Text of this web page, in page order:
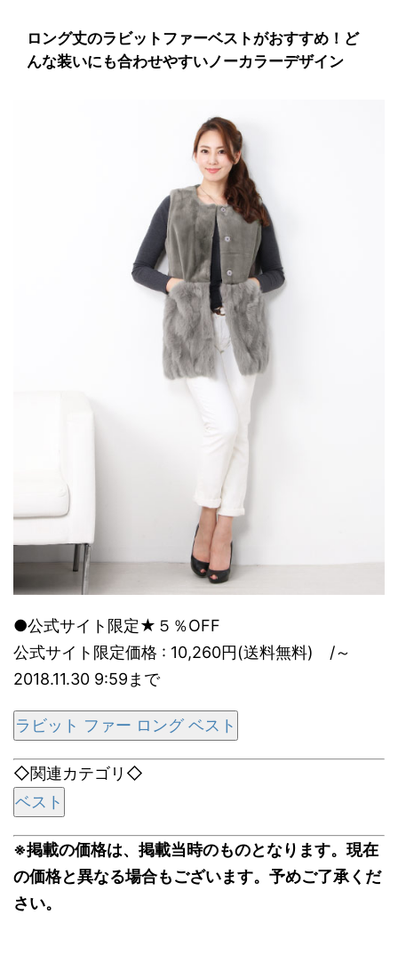
ロング丈のラビットファーベストがおすすめ！ど
んな装いにも合わせやすいノーカラーデザイン
●公式サイト限定★５％OFF
公式サイト限定価格 : 10,260円(送料無料) /～
2018.11.30 9:59まで
ラビット ファー ロング ベスト
◇関連カテゴリ◇
ベスト
※掲載の価格は、掲載当時のものとなります。現在
の価格と異なる場合もございます。予めご了承くだ
さい。